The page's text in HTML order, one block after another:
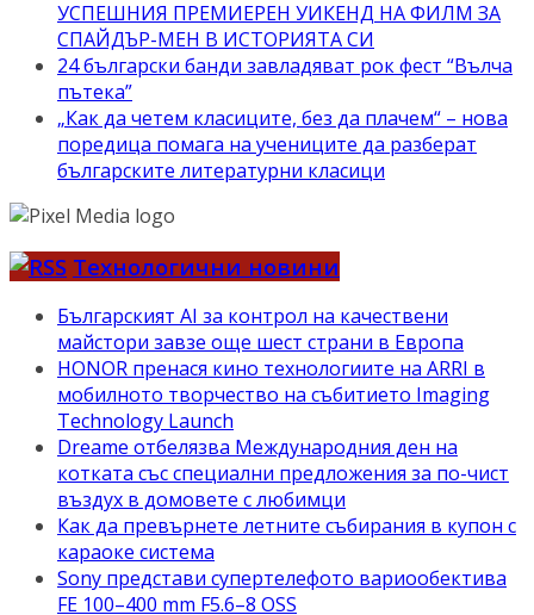
УСПЕШНИЯ ПРЕМИЕРЕН УИКЕНД НА ФИЛМ ЗА
СПАЙДЪР-МЕН В ИСТОРИЯТА СИ
24 български банди завладяват рок фест “Вълча
пътека”
„Как да четем класиците, без да плачем“ – нова
поредица помага на учениците да разберат
българските литературни класици
Технологични новини
Българският AI за контрол на качествени
майстори завзе още шест страни в Европа
HONOR пренася кино технологиите на ARRI в
мобилното творчество на събитието Imaging
Technology Launch
Dreame отбелязва Международния ден на
котката със специални предложения за по-чист
въздух в домовете с любимци
Как да превърнете летните събирания в купон с
караоке система
Sony представи супертелефото вариообектива
FE 100–400 mm F5.6–8 OSS